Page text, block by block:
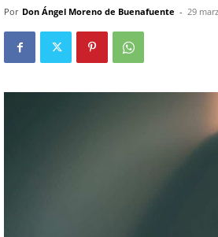
Por Don Ángel Moreno de Buenafuente - 29